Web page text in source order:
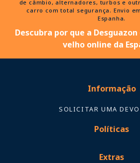
de câmbio, alternadores, turbos e
carro com total segurança. Envio
Espanha.
Descubra por que a
velho online da
Informação
SOLICITAR UMA
Políticas
Extras